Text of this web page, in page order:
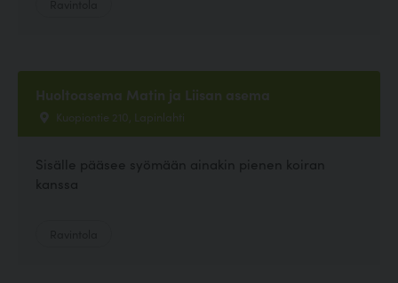
Huoltoasema Matin ja Liisan asema
Kuopiontie 210, Lapinlahti
Sisälle pääsee syömään ainakin pienen koiran
kanssa